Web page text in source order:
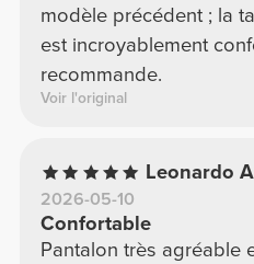
modèle précédent ; la
est incroyablement
recommande.
Voir l'original
Leonardo
2026-05-10
Confortable
Pantalon très agréable